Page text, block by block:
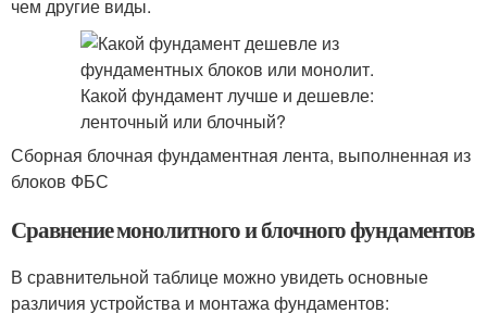
чем другие виды.
Сборная блочная фундаментная лента, выполненная из
блоков ФБС
Сравнение монолитного и блочного фундаментов
В сравнительной таблице можно увидеть основные
различия устройства и монтажа фундаментов: